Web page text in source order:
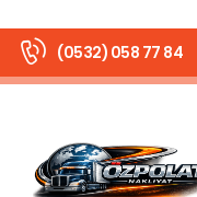
(0532) 058 77 84